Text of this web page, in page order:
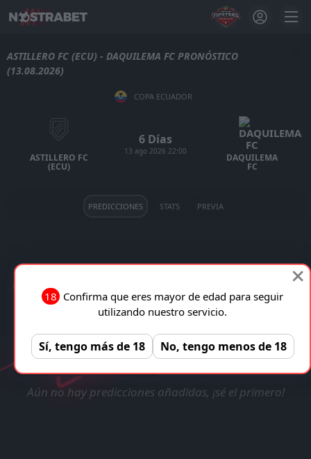
ASTILLERO FC (ECU) - DAQUILEMA FC PRONÓSTICO
(13.08.2026)
COPA ECUADOR
ASTILLERO FC
(ECU)
6 Días
13 ago 2026 22:00
DAQUILEMA
FC
PREDICCIONES STATS PREVIA
TRANSMISIÓN EN VIVO
Registro gratuito, sin anuncios!
REGISTRAR
Astillero FC (Ecu) - Daquilema FC
Aún no hay predicciones añadidas, ¡sé el primero!
18 Confirma que eres mayor de edad para seguir
utilizando nuestro servicio.
Sí, tengo más de 18 No, tengo menos de 18